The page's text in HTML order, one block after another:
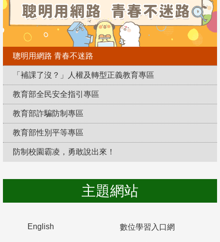
聰明用網路 青春不迷路
「補課了沒？」人權及轉型正義教育專區
教育部全民安全指引專區
教育部詐騙防制專區
教育部性別平等專區
防制校園霸凌，勇敢說出來！
主題網站
English 數位學習入口網